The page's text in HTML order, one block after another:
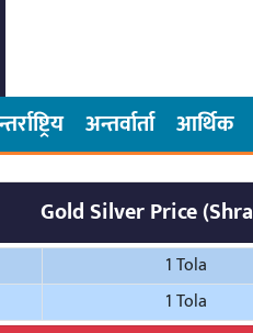
अन्तर्वार्ता आर्थिक
Gold Silver Price
1 Tola
1 Tola